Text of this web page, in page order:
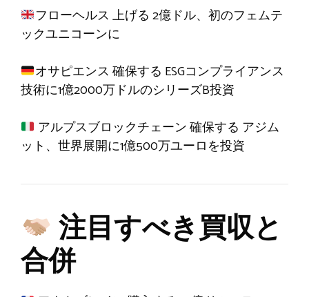
フローヘルス 上げる 2億ドル、初のフェムテ
ックユニコーンに
オサピエンス 確保する ESGコンプライアンス
技術に1億2000万ドルのシリーズB投資
アルプスブロックチェーン確保する アジム
ット、世界展開に1億500万ユーロを投資
注目すべき買収と
合併